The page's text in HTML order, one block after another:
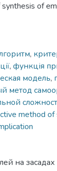
of
,
, функція
модель,
метод
method of
на засадах